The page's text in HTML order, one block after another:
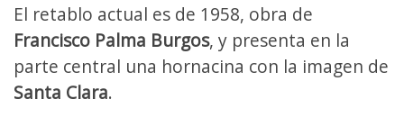
El retablo actual es de 1958, obra de
Francisco Palma Burgos, y presenta en la
parte central una hornacina con la imagen de
Santa Clara.